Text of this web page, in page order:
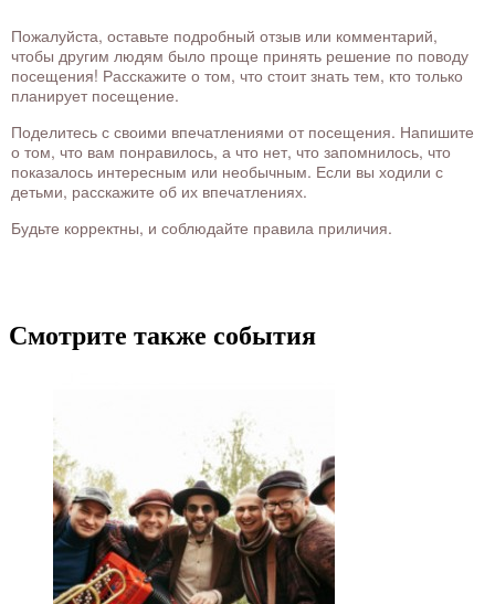
Пожалуйста, оставьте подробный отзыв или комментарий,
чтобы другим людям было проще принять решение по поводу
посещения! Расскажите о том, что стоит знать тем, кто только
планирует посещение.
Поделитесь с своими впечатлениями от посещения. Напишите
о том, что вам понравилось, а что нет, что запомнилось, что
показалось интересным или необычным. Если вы ходили с
детьми, расскажите об их впечатлениях.
Будьте корректны, и соблюдайте правила приличия.
Смотрите также события